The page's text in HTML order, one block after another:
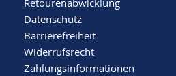
Retourenabwicklung
Datenschutz
Barrierefreiheit
Widerrufsrecht
Zahlungsinformationen